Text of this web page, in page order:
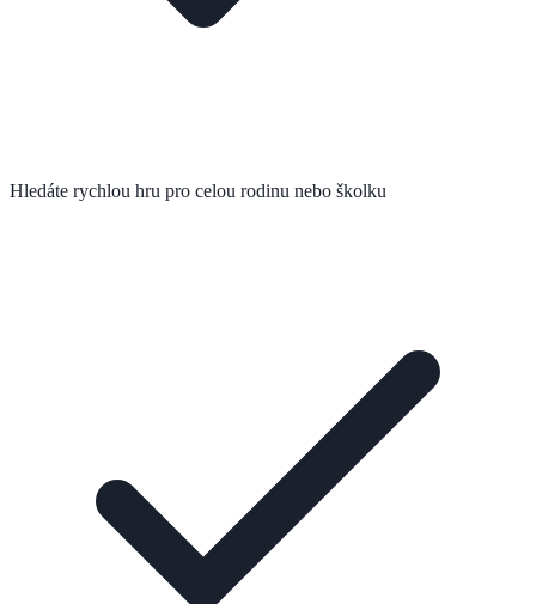
Hledáte rychlou hru pro celou rodinu nebo školku